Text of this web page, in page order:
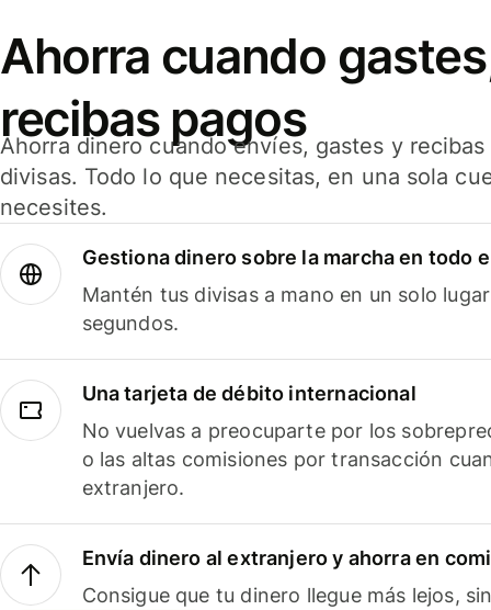
Ahorra cuando
recibas pagos
Ahorra dinero cuando envíes, gastes y
divisas. Todo lo que necesitas, en una sola
necesites.
Gestiona dinero sobre la marcha en todo
Mantén tus divisas a mano en un solo
segundos.
Una tarjeta de débito internacional
No vuelvas a preocuparte por los
o las altas comisiones por transacción
extranjero.
Envía dinero al extranjero y ahorra en
Consigue que tu dinero llegue más lejos,